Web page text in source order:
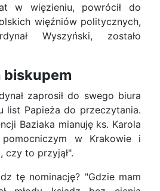
w więzieniu, powrócił do
więźniów politycznych,
Wyszyński, zostało
biskupem
zaprosił do swego biura
list Papieża do przeczy­tania.
Baziaka mianuję ks. Karola
pomocniczym w Krako­wie i
czy to przyjął".
tę nominację? "Gdzie mam